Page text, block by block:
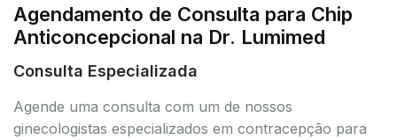
Agendamento de Consulta para Chip
Anticoncepcional na Dr. Lumimed
Consulta Especializada
Agende uma consulta com um de nossos
ginecologistas especializados em contracepção para